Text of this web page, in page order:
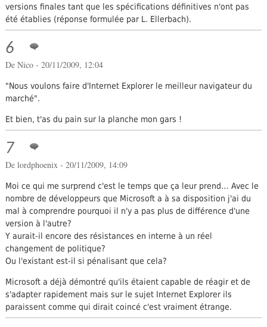
versions finales tant que les spécifications définitives n'ont pas
été établies (réponse formulée par L. Ellerbach).
6
De Nico- 20/11/2009, 12:04
"Nous voulons faire d'Internet Explorer le meilleur navigateur du
marché".
Et bien, t'as du pain sur la planche mon gars !
7
De lordphoenix- 20/11/2009, 14:09
Moi ce qui me surprend c'est le temps que ça leur prend… Avec le
nombre de développeurs que Microsoft a à sa disposition j'ai du
mal à comprendre pourquoi il n'y a pas plus de différence d'une
version à l'autre?
Y aurait-il encore des résistances en interne à un réel
changement de politique?
Ou l'existant est-il si pénalisant que cela?
Microsoft a déjà démontré qu'ils étaient capable de réagir et de
s'adapter rapidement mais sur le sujet Internet Explorer ils
paraissent comme qui dirait coincé c'est vraiment étrange.